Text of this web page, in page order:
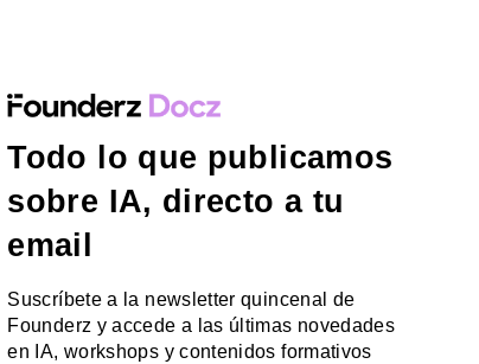
Todo lo que publicamos
sobre IA, directo a tu
email
Suscríbete a la newsletter quincenal de
Founderz y accede a las últimas novedades
en IA, workshops y contenidos formativos